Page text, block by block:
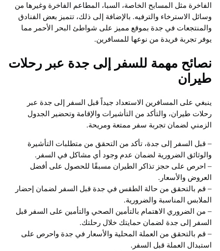
الفاخرة مثل المسابح الخاصة، السبا، المطاعم الفاخرة وغيرها من
وسائل الاسترخاء والترفيه. بالإضافة إلى ذلك، تتميز بعض الفنادق
والمنتجعات في جدة بموقع مميز على شواطئ البحر الأحمر مما
يوفر تجربة فريدة من نوعها للمسافرين.
نصائح مهمة للسفر إلى جدة عبر رحلات
طيران
ينبغي على المسافرين الاستعداد جيداً قبل السفر إلى جدة عبر
رحلات طيران، والتأكد من التأشيرات والإقامة وتحضير الجدول
الزمني لضمان تجربة سفر ممتعة ومريحة.
– قبل السفر إلى جدة، تأكد من التحقق من متطلبات التأشيرة
والوثائق الضرورية لضمان عدم وجود أي مشاكل في السفر.
– احرص على حجز تذاكر الطيران مسبقًا للحصول على أفضل
العروض والأسعار.
– قم بالتحقق من حالة الطقس في جدة قبل السفر لضمان إحضار
الملابس المناسبة والضرورية.
– من الضروري الاهتمام بالتأمين الصحي والتأمين على السفر قبل
السفر إلى جدة لضمان حمايتك خلال رحلتك.
– قم بالتحقق من العملة المحلية والأسعار في جدة واحرص على
استبدال العملة قبل السفر.